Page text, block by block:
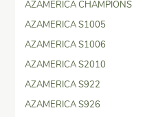
AZAMERICA CHAMPIONS
AZAMERICA S1005
AZAMERICA S1006
AZAMERICA S2010
AZAMERICA S922
AZAMERICA S926